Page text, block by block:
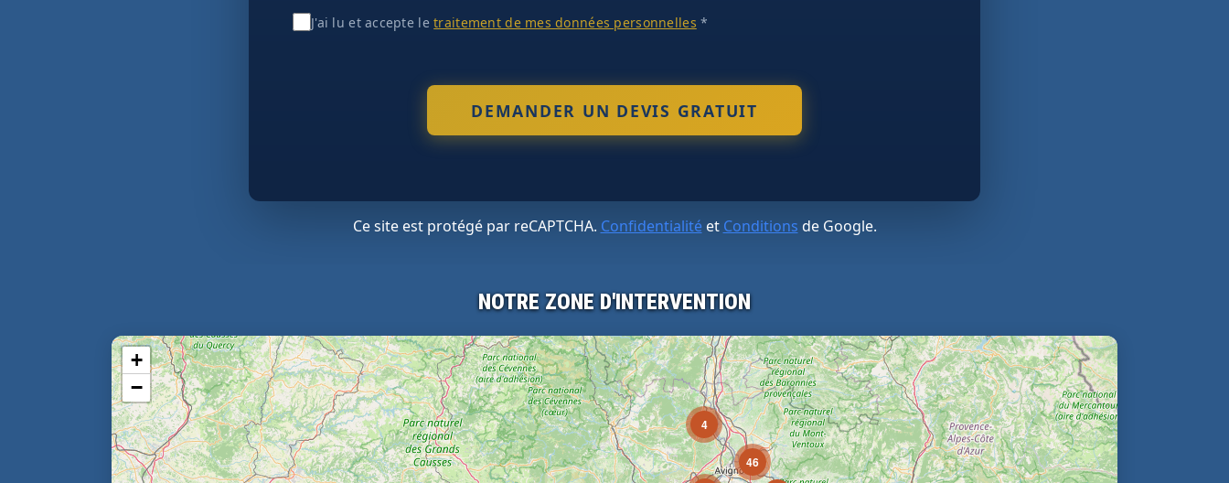
J'ai lu et accepte letraitement de mes données personnelles *
Ce site est protégé par reCAPTCHA. Confidentialitéet Conditions de Google.
NOTRE ZONE D'INTERVENTION
4
46
+
−